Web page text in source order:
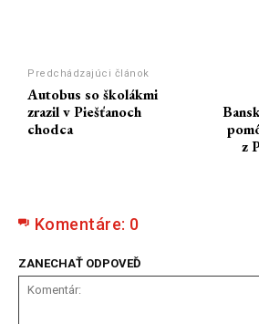
Predchádzajúci článok
Autobus so školákmi
zrazil v Piešťanoch
chodca
z
Komentáre: 0
ZANECHAŤ ODPOVEĎ